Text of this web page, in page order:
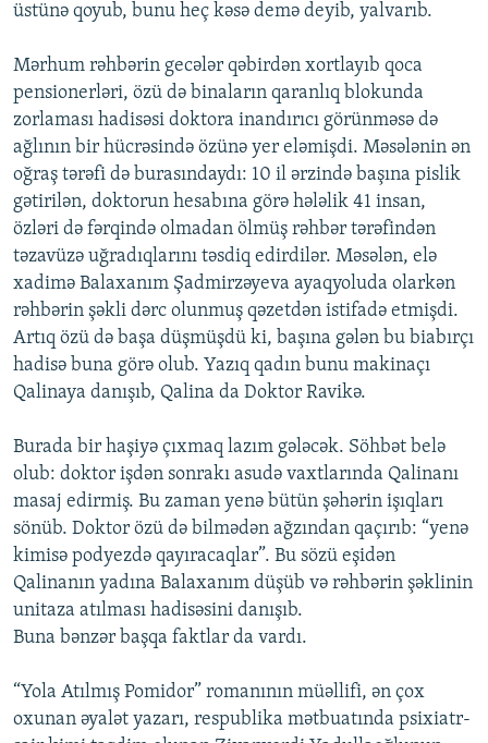
üstünə qoyub, bunu heç kəsə demə deyib, yalvarıb.
Mərhum rəhbərin gecələr qəbirdən xortlayıb qoca
pensionerləri, özü də binaların qaranlıq blokunda
zorlaması hadisəsi doktora inandırıcı görünməsə də
ağlının bir hücrəsində özünə yer eləmişdi. Məsələnin ən
oğraş tərəfi də burasındaydı: 10 il ərzində başına pislik
gətirilən, doktorun hesabına görə hələlik 41 insan,
özləri də fərqində olmadan ölmüş rəhbər tərəfindən
təzavüzə uğradıqlarını təsdiq edirdilər. Məsələn, elə
xadimə Balaxanım Şadmirzəyeva ayaqyoluda olarkən
rəhbərin şəkli dərc olunmuş qəzetdən istifadə etmişdi.
Artıq özü də başa düşmüşdü ki, başına gələn bu biabırçı
hadisə buna görə olub. Yazıq qadın bunu makinaçı
Qalinaya danışıb, Qalina da Doktor Ravikə.
Burada bir haşiyə çıxmaq lazım gələcək. Söhbət belə
olub: doktor işdən sonrakı asudə vaxtlarında Qalinanı
masaj edirmiş. Bu zaman yenə bütün şəhərin işıqları
sönüb. Doktor özü də bilmədən ağzından qaçırıb: “yenə
kimisə podyezdə qayıracaqlar”. Bu sözü eşidən
Qalinanın yadına Balaxanım düşüb və rəhbərin şəklinin
unitaza atılması hadisəsini danışıb.
Buna bənzər başqa faktlar da vardı.
“Yola Atılmış Pomidor” romanının müəllifi, ən çox
oxunan əyalət yazarı, respublika mətbuatında psixiatr-